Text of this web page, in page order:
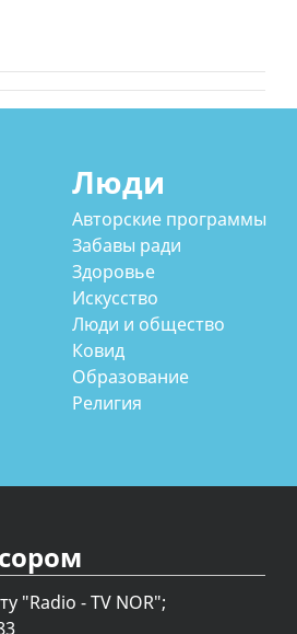
Люди
Авторские программы
Забавы ради
Здоровье
Искусство
Люди и общество
Ковид
Образование
Религия
"Radio - TV NOR";